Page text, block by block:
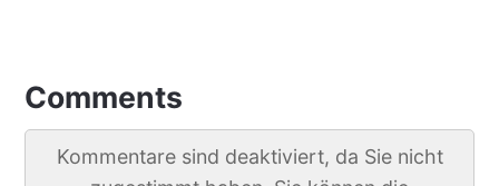
Comments
Kommentare sind deaktiviert, da Sie nicht